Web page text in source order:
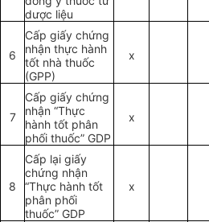
dược liệu
6
Cấp giấy chứng
nhận thực hành
tốt nhà thuốc
(GPP)
x
7
Cấp giấy chứng
nhận “Thực
hành tốt phân
phối thuốc” GDP
x
8
Cấp lại giấy
chứng nhận
“Thực hành tốt
phân phối
thuốc” GDP
x